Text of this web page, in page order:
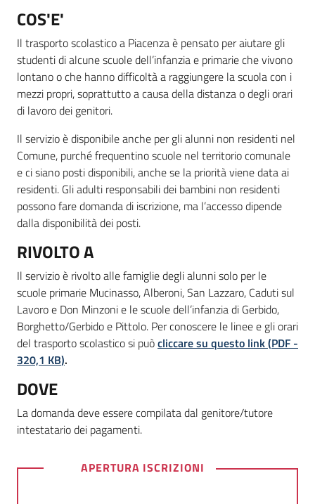
Newsletter
COS'E'
Il trasporto scolastico a Piacenza è pensato per aiutare gli
studenti di alcune scuole dell’infanzia e primarie che vivono
lontano o che hanno difficoltà a raggiungere la scuola con i
mezzi propri, soprattutto a causa della distanza o degli orari
di lavoro dei genitori.
Il servizio è disponibile anche per gli alunni non residenti nel
Comune, purché frequentino scuole nel territorio comunale
e ci siano posti disponibili, anche se la priorità viene data ai
residenti. Gli adulti responsabili dei bambini non residenti
possono fare domanda di iscrizione, ma l’accesso dipende
dalla disponibilità dei posti.
RIVOLTO A
Il servizio è rivolto alle famiglie degli alunni solo per le
scuole primarie Mucinasso, Alberoni, San Lazzaro, Caduti sul
Lavoro e Don Minzoni e le scuole dell’infanzia di Gerbido,
Borghetto/Gerbido e Pittolo. Per conoscere le linee e gli orari
del trasporto scolastico si puòcliccare su questo link(PDF -
320,1 KB).
DOVE
La domanda deve essere compilata dal genitore/tutore
intestatario dei pagamenti.
APERTURA ISCRIZIONI